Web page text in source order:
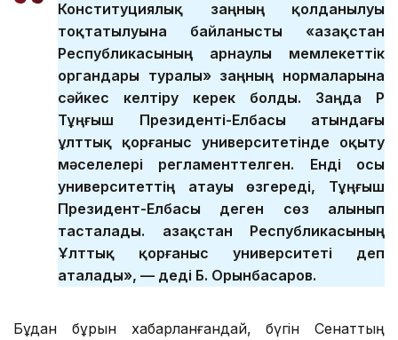
Конституциялық заңның қолданылуы
тоқтатылуына байланысты «Қазақстан
Республикасының арнаулы мемлекеттік
органдары туралы» заңның нормаларына
сәйкес келтіру керек болды. Заңда ҚР
Тұңғыш Президенті-Елбасы атындағы
ұлттық қорғаныс университетінде оқыту
мәселелері регламенттелген. Енді осы
университеттің атауы өзгереді, Тұңғыш
Президент-Елбасы деген сөз алынып
тасталады. Қазақстан Республикасының
Ұлттық қорғаныс университеті деп
аталады», — деді Б. Орынбасаров.
Бұдан бұрын хабарланғандай, бүгін Сенаттың